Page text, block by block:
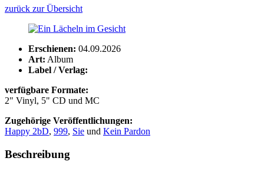
zurück zur Übersicht
Erschienen: 04.09.2026
Art: Album
Label / Verlag:
verfügbare Formate:
2" Vinyl, 5" CD und MC
Zugehörige Veröffentlichungen:
Happy 2bD, 999, Sie und Kein Pardon
Beschreibung